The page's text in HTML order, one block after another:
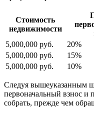
Стоимость
недвижимости
5,000,000 руб.
20%
5,000,000 руб.
15%
5,000,000 руб.
10%
Следуя вышеуказанным
первоначальный взнос и
собрать, прежде чем